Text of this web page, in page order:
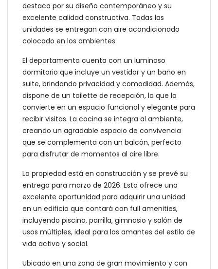
destaca por su diseño contemporáneo y su
excelente calidad constructiva. Todas las
unidades se entregan con aire acondicionado
colocado en los ambientes.
El departamento cuenta con un luminoso
dormitorio que incluye un vestidor y un baño en
suite, brindando privacidad y comodidad. Además,
dispone de un toilette de recepción, lo que lo
convierte en un espacio funcional y elegante para
recibir visitas. La cocina se integra al ambiente,
creando un agradable espacio de convivencia
que se complementa con un balcón, perfecto
para disfrutar de momentos al aire libre.
La propiedad está en construcción y se prevé su
entrega para marzo de 2026. Esto ofrece una
excelente oportunidad para adquirir una unidad
en un edificio que contará con full amenities,
incluyendo piscina, parrilla, gimnasio y salón de
usos múltiples, ideal para los amantes del estilo de
vida activo y social.
Ubicado en una zona de gran movimiento y con